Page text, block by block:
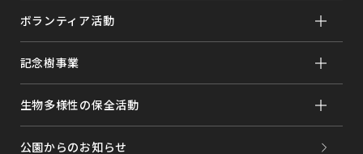
ボランティア活動
記念樹事業
生物多様性の保全活動
公園からのお知らせ